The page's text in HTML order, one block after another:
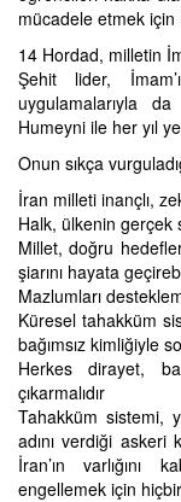
mücadele etmek için
14 Hordad, milletin
Şehit lider,
uygulamalarıyla
Humeyni ile her yıl
Onun sıkça
İran milleti inançlı,
Halk, ülkenin gerçek
Millet, doğru
şiarını hayata
Mazlumları
Küresel tahakküm
bağımsız kimliğiyle
Herkes dirayet,
çıkarmalıdır
Tahakküm sistemi,
adını verdiği askeri
İran’ın
engellemek için hiçbir